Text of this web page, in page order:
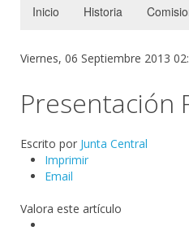
Inicio Historia
Viernes, 06 Septiembre 2013
Presentación
Escrito por Junta Central
Imprimir
Email
Valora este artículo